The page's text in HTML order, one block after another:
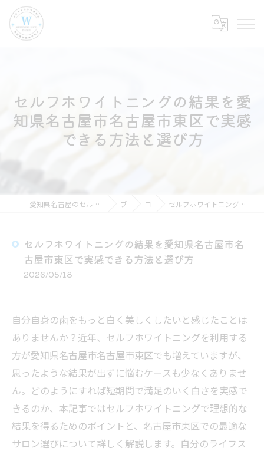
セルフホワイトニングの結果を愛
知県名古屋市名古屋市東区で実感
できる方法と選び方
愛知県名古屋のセルフホワイトニングならホワイトニングショップ名古屋店 ブログ コラム セルフホワイトニングの結果を愛知県名古屋市名古屋市東区で実感できる方法と選び方
セルフホワイトニングの結果を愛知県名古屋市名
古屋市東区で実感できる方法と選び方
2026/05/18
自分自身の歯をもっと白く美しくしたいと感じたことは
ありませんか？近年、セルフホワイトニングを利用する
方が愛知県名古屋市名古屋市東区でも増えていますが、
思ったような結果が出ずに悩むケースも少なくありませ
ん。どのようにすれば短期間で満足のいく白さを実感で
きるのか、本記事ではセルフホワイトニングで理想的な
結果を得るためのポイントと、名古屋市東区での最適な
サロン選びについて詳しく解説します。自分のライフス